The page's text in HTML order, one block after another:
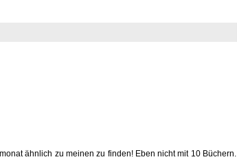
ähnlich zu meinen zu finden! Eben nicht mit 10 Büchern.